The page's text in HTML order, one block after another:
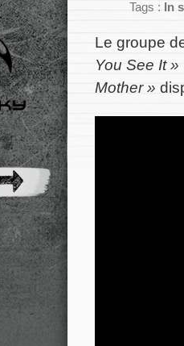
Tags :
In
Le groupe
You See It »
Mother »